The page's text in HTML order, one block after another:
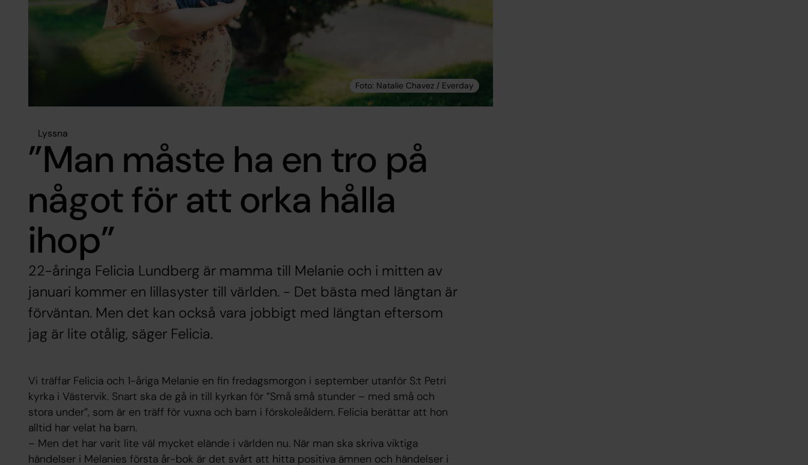
Lyssna
”Man måste ha en tro på
något för att orka hålla
ihop”
22-åringa Felicia Lundberg är mamma till Melanie och i mitten av
januari kommer en lillasyster till världen. - Det bästa med längtan är
förväntan. Men det kan också vara jobbigt med längtan eftersom
jag är lite otålig, säger Felicia.
Vi träffar Felicia och 1-åriga Melanie en fin fredagsmorgon i september utanför S:t Petri
kyrka i Västervik. Snart ska de gå in till kyrkan för ”Små små stunder – med små och
stora under”, som är en träff för vuxna och barn i förskoleåldern. Felicia berättar att hon
alltid har velat ha barn.
– Men det har varit lite väl mycket elände i världen nu. När man ska skriva viktiga
händelser i Melanies första år-bok är det svårt att hitta positiva ämnen och händelser i